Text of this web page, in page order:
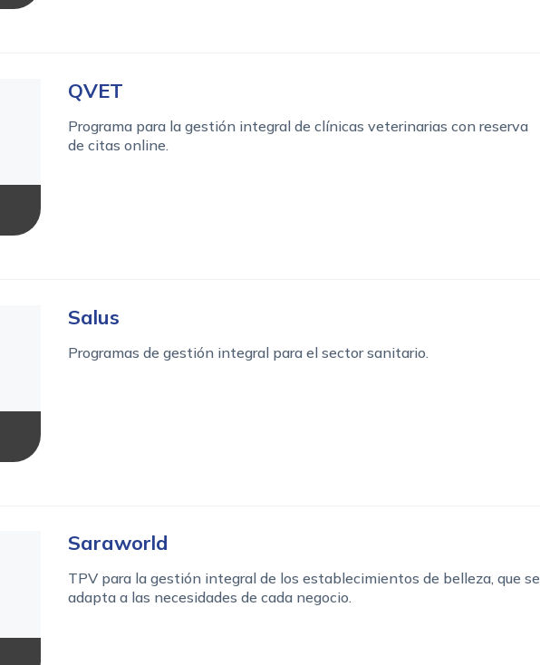
QVET
Programa para la gestión integral de clínicas veterinarias con reserva
de citas online.
Salus
Programas de gestión integral para el sector sanitario.
Saraworld
TPV para la gestión integral de los establecimientos de belleza, que se
adapta a las necesidades de cada negocio.